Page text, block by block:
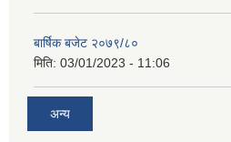
बार्षिक बजेट २०७९/८०
मिति: 03/01/2023 - 11:06
अन्य